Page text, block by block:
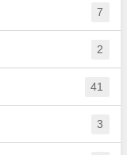
7
2
41
3